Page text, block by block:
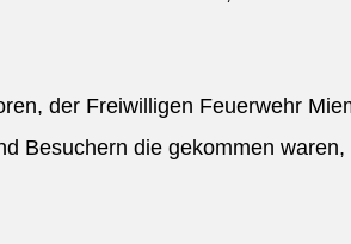
der Freiwilligen Feuerwehr
Besuchern die gekommen